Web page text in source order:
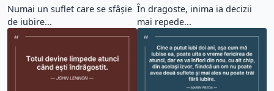
Numai un suflet care se sfâşie
de iubire...
În dragoste, inima ia decizii
mai repede...